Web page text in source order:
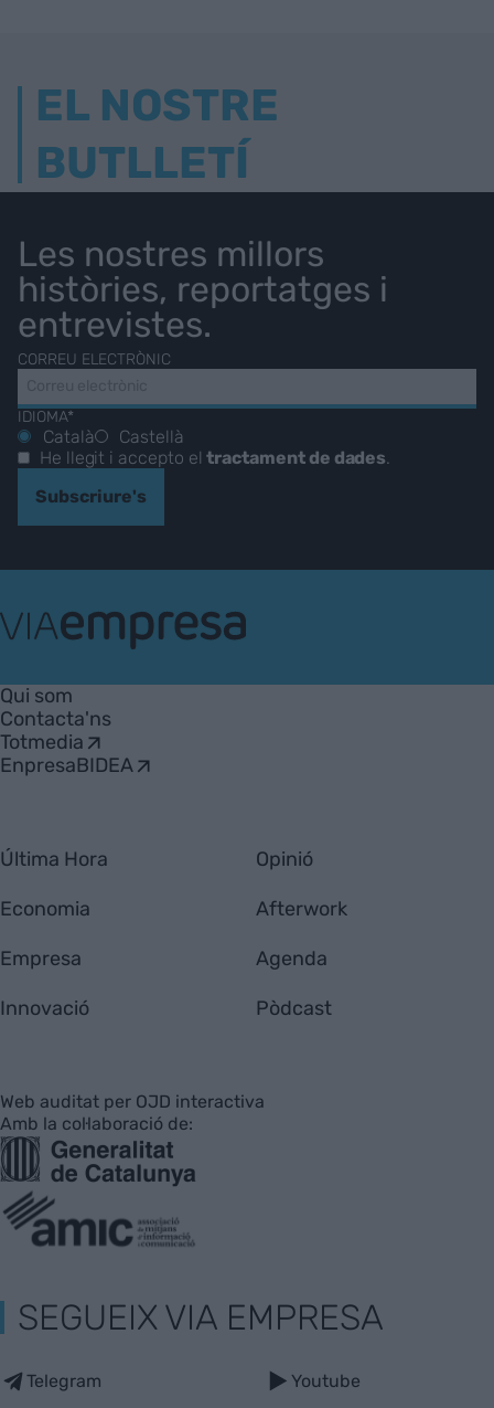
EL NOSTRE
BUTLLETÍ
Les nostres millors
històries, reportatges i
entrevistes.
CORREU ELECTRÒNIC
IDIOMA*
Català
Castellà
He llegit i accepto eltractament de dades.
Subscriure's
Empresa
Qui som
Contacta'ns
Totmedia
EnpresaBIDEA
Última Hora
Economia
Empresa
Innovació
Opinió
Afterwork
Agenda
Pòdcast
Web auditat per OJD interactiva
Amb la col·laboració de:
SEGUEIX VIA EMPRESA
Telegram Youtube